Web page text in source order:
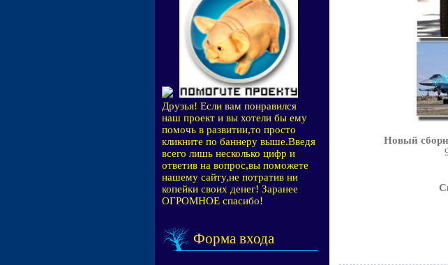
Друзья! Если вам понравился
наш проект и вы хотели бы ему
помочь в развитии,то просто
кликните по баннеру выше.Введя
всего лишь несколько цифр и
ответив на вопрос,вы поможете
нашему сайту,не потратив ни
копейки своих денег! Заранее
ОГРОМНОЕ спасибо!
Форма входа
Новый